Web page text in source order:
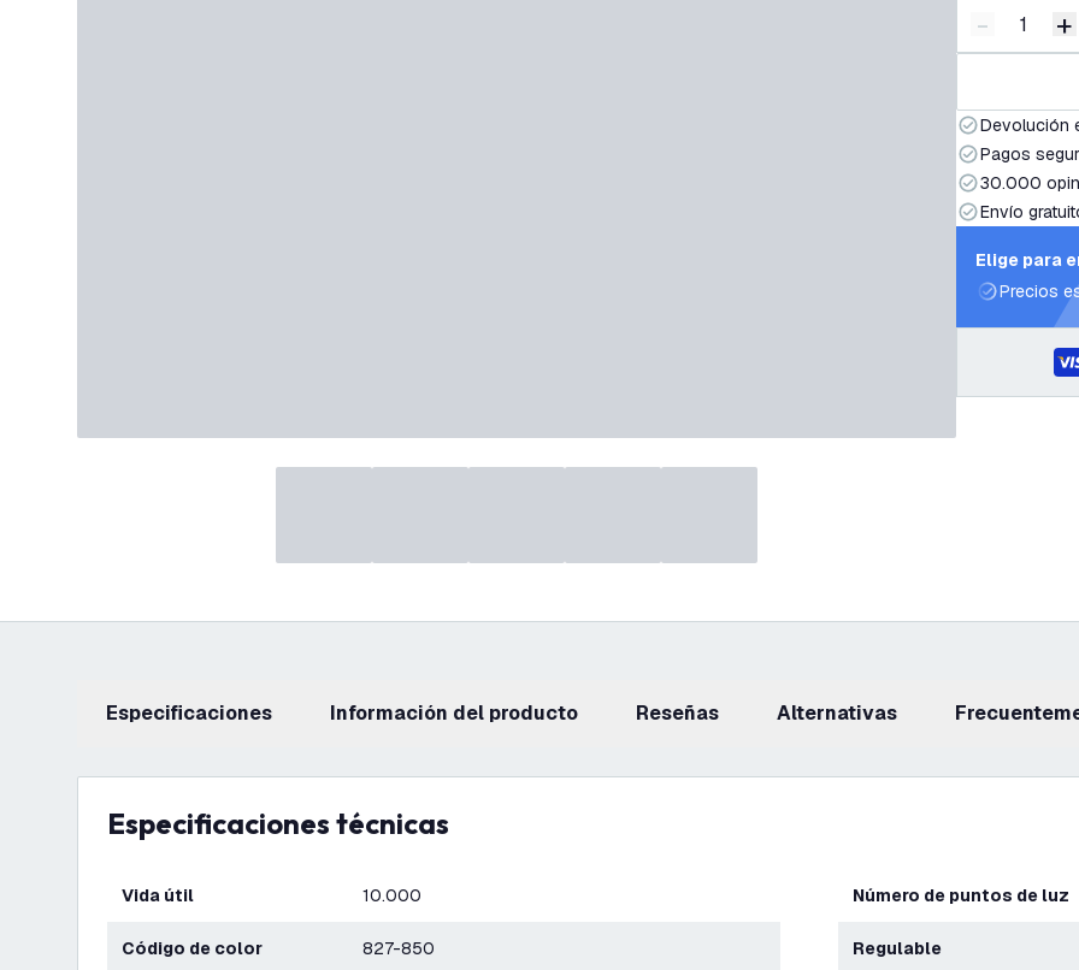
Disminuir
- +
Devolución
Pagos
30.000
Envío
Elige para
Precios
Especificaciones información del producto reseñas Alternativas
Especificaciones técnicas
Vida útil 10.000
Código de color 827-850
Número de puntos de luz
Regulable